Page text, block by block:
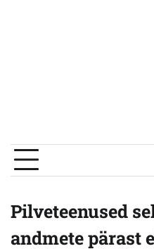
Pilveteenused
andmete pärast